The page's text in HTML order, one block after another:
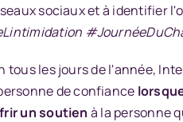
sociaux et à identifier
les jours de l'année,
de confiance
un soutien à la personne